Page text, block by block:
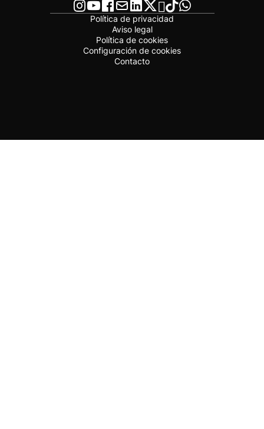
Política de privacidad
Aviso legal
Política de cookies
Configuración de cookies
Contacto